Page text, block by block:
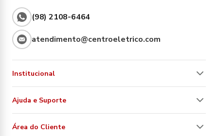
(98) 2108-6464
atendimento@centroeletrico.com
Institucional
Ajuda e Suporte
Área do Cliente